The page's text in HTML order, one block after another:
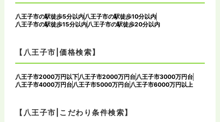
八王子市の駅徒歩5分以内八王子市の駅徒歩10分以内
八王子市の駅徒歩15分以内八王子市の駅徒歩20分以内
【八王子市|価格検索】
八王子市2000万円以下八王子市2000万円台八王子市3000万円台
八王子市4000万円台八王子市5000万円台八王子市6000万円以上
【八王子市|こだわり条件検索】